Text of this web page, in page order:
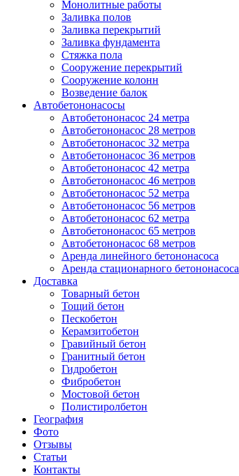
Монолитные работы
Заливка полов
Заливка перекрытий
Заливка фундамента
Стяжка пола
Сооружение перекрытий
Сооружение колонн
Возведение балок
Автобетононасосы
Автобетононасос 24 метра
Автобетононасос 28 метров
Автобетононасос 32 метра
Автобетононасос 36 метров
Автобетононасос 42 метра
Автобетононасос 46 метров
Автобетононасос 52 метра
Автобетононасос 56 метров
Автобетононасос 62 метра
Автобетононасос 65 метров
Автобетононасос 68 метров
Аренда линейного бетононасоса
Аренда стационарного бетононасоса
Доставка
Товарный бетон
Тощий бетон
Пескобетон
Керамзитобетон
Гравийный бетон
Гранитный бетон
Гидробетон
Фибробетон
Мостовой бетон
Полистиролбетон
География
Фото
Отзывы
Статьи
Контакты